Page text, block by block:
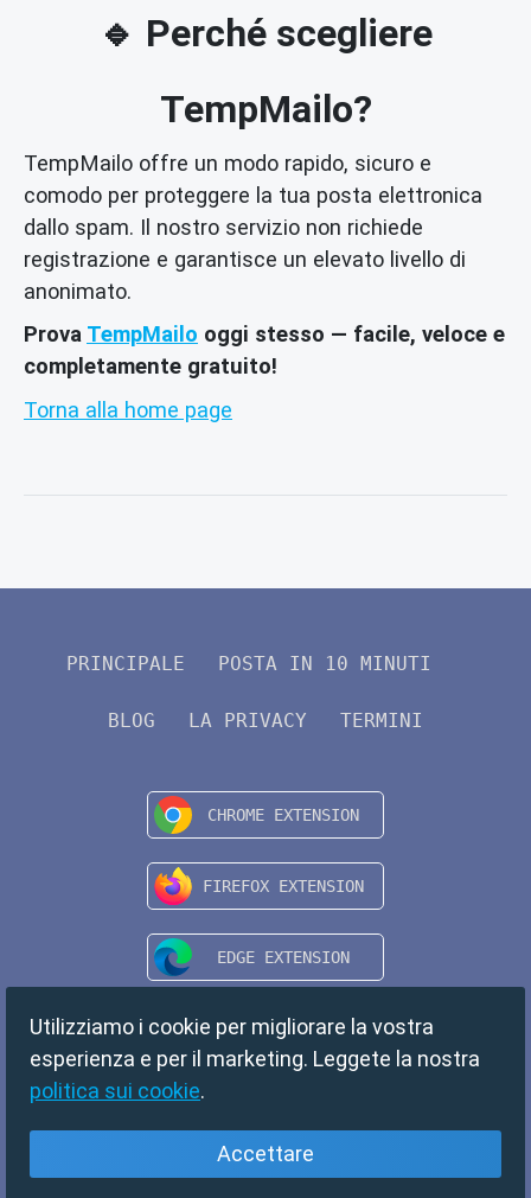
🔹 Perché scegliere
TempMailo?
TempMailo offre un modo rapido, sicuro e
comodo per proteggere la tua posta elettronica
dallo spam. Il nostro servizio non richiede
registrazione e garantisce un elevato livello di
anonimato.
Prova TempMailo oggi stesso — facile, veloce e
completamente gratuito!
Torna alla home page
PRINCIPALE POSTA IN 10 MINUTI
BLOG LA PRIVACY TERMINI
Utilizziamo i cookie per migliorare la vostra
esperienza e per il marketing. Leggete la nostra
politica sui cookie.
Accettare